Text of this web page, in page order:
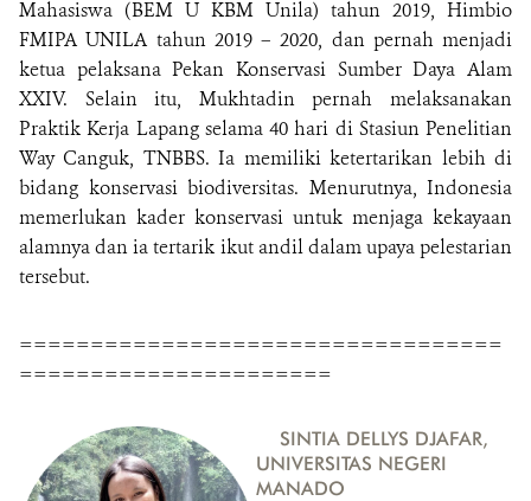
Mahasiswa (BEM U KBM Unila) tahun 2019, Himbio
FMIPA UNILA tahun 2019 – 2020, dan pernah menjadi
ketua pelaksana Pekan Konservasi Sumber Daya Alam
XXIV. Selain itu, Mukhtadin pernah melaksanakan
Praktik Kerja Lapang selama 40 hari di Stasiun Penelitian
Way Canguk, TNBBS. Ia memiliki ketertarikan lebih di
bidang konservasi biodiversitas. Menurutnya, Indonesia
memerlukan kader konservasi untuk menjaga kekayaan
alamnya dan ia tertarik ikut andil dalam upaya pelestarian
tersebut.
==================================
======================
SINTIA DELLYS DJAFAR,
UNIVERSITAS NEGERI
MANADO